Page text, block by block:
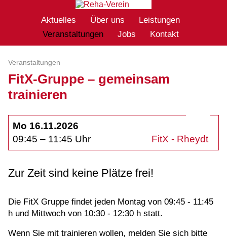
Aktuelles Über uns
Leistungen
Veranstaltungen
Jobs Kontakt
Veranstaltungen
FitX-Gruppe – gemeinsam
trainieren
Mo 16.11.2026
09:45 – 11:45 Uhr
FitX - Rheydt
Zur Zeit sind keine Plätze frei!
Die FitX Gruppe findet jeden Montag von 09:45 - 11:45
h und Mittwoch von 10:30 - 12:30 h statt.
Wenn Sie mit trainieren wollen, melden Sie sich bitte